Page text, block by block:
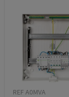
REF A0MVA